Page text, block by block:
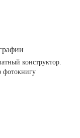
конструктор.
фотокнигу